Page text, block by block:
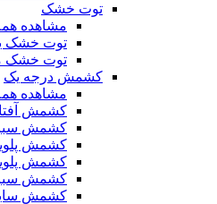
توت خشک
مشاهده
توت خشک
توت خشک
کشمش درجه یک
مشاهده
کشمش
کشمش
کشمش
کشمش
کشمش سبز
کشمش